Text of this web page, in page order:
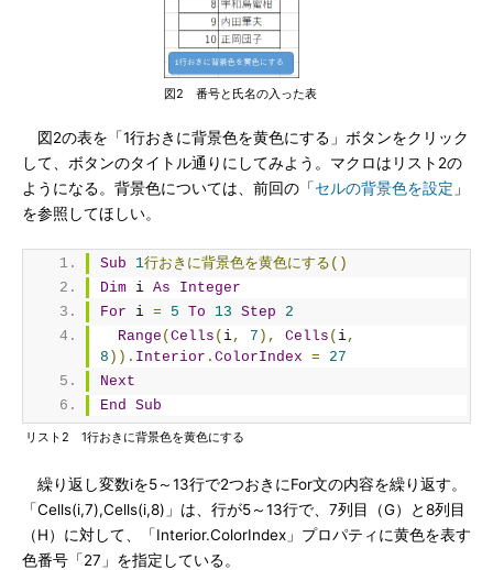
図2 番号と氏名の入った表
図2の表を「1行おきに背景色を黄色にする」ボタンをクリック
して、ボタンのタイトル通りにしてみよう。マクロはリスト2の
ようになる。背景色については、前回の「セルの背景色を設定 」
を参照してほしい。
Sub 1行おきに背景色を黄色にする()
Dim i As
Integer
For i = 5 To 13 Step
2
Range ( Cells ( i, 7 ), Cells ( i,
8 )). Interior . ColorIndex =
27
Next
End Sub
リスト2 1行おきに背景色を黄色にする
繰り返し変数iを5～13行で2つおきにFor文の内容を繰り返す。
「Cells(i,7),Cells(i,8)」は、行が5～13行で、7列目（G）と8列目
（H）に対して、「Interior.ColorIndex」プロパティに黄色を表す
色番号「27」を指定している。